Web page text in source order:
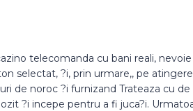
telecomanda cu bani reali,
selectat, ?i, prin urmare,, pe
de noroc ?i furnizand Trateaza cu
?i incepe pentru a fi juca?i.